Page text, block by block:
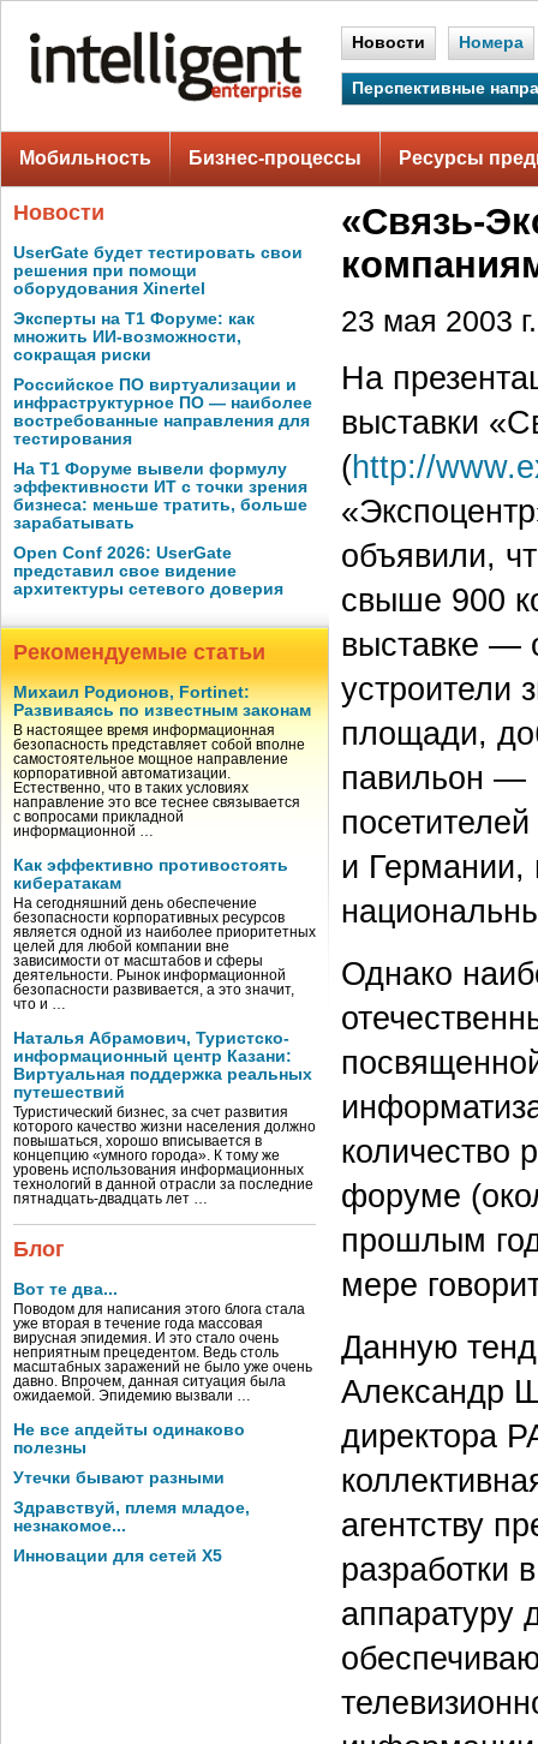
Новости Номера
Перспективные
Мобильность Бизнес-процессы Ресурсы
Новости
UserGate будет тестировать свои
решения при помощи
оборудования Xinertel
Эксперты на Т1 Форуме: как
множить ИИ-возможности,
сокращая риски
Российское ПО виртуализации и
инфраструктурное ПО — наиболее
востребованные направления для
тестирования
На Т1 Форуме вывели формулу
эффективности ИТ с точки зрения
бизнеса: меньше тратить, больше
зарабатывать
Open Conf 2026: UserGate
представил свое видение
архитектуры сетевого доверия
Рекомендуемые статьи
Михаил Родионов, Fortinet:
Развиваясь по известным законам
В настоящее время информационная
безопасность представляет собой вполне
самостоятельное мощное направление
корпоративной автоматизации.
Естественно, что в таких условиях
направление это все теснее связывается
с вопросами прикладной
информационной …
Как эффективно противостоять
кибератакам
На сегодняшний день обеспечение
безопасности корпоративных ресурсов
является одной из наиболее приоритетных
целей для любой компании вне
зависимости от масштабов и сферы
деятельности. Рынок информационной
безопасности развивается, а это значит,
что и …
Наталья Абрамович, Туристско-
информационный центр Казани:
Виртуальная поддержка реальных
путешествий
Туристический бизнес, за счет развития
которого качество жизни населения должно
повышаться, хорошо вписывается в
концепцию «умного города». К тому же
уровень использования информационных
технологий в данной отрасли за последние
пятнадцать-двадцать лет …
Блог
Вот те два...
Поводом для написания этого блога стала
уже вторая в течение года массовая
вирусная эпидемия. И это стало очень
неприятным прецедентом. Ведь столь
масштабных заражений не было уже очень
давно. Впрочем, данная ситуация была
ожидаемой. Эпидемию вызвали …
Не все апдейты одинаково
полезны
Утечки бывают разными
Здравствуй, племя младое,
незнакомое...
Инновации для сетей X5
«Связь-
23 мая 2003 г.
На
выставки
(http://
объявили,
свыше 900
выставке —
устроители
площади,
павильон —
и Германии,
Однако
количество
форуме
прошлым
мере
Данную
Александр
директора
агентству
разработки
аппаратуру